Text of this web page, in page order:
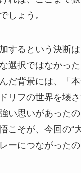
しょう。
するという決断
選択ではなかっ
だ背景には、「
リフの世界を壊
い思いがあった
こそが、今回の“
ーにつながったの